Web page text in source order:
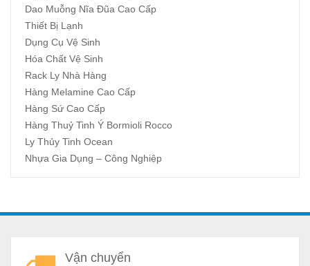
Dao Muỗng Nĩa Đũa Cao Cấp
Thiết Bị Lạnh
Dụng Cụ Vệ Sinh
Hóa Chất Vệ Sinh
Rack Ly Nhà Hàng
Hàng Melamine Cao Cấp
Hàng Sứ Cao Cấp
Hàng Thuỷ Tinh Ý Bormioli Rocco
Ly Thủy Tinh Ocean
Nhựa Gia Dụng – Công Nghiệp
Vận chuyển